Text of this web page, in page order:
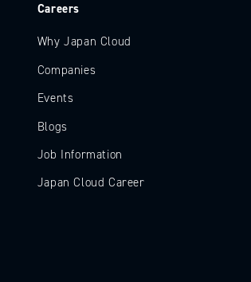
Careers
Why Japan Cloud
Companies
Events
Blogs
Job Information
Japan Cloud Career